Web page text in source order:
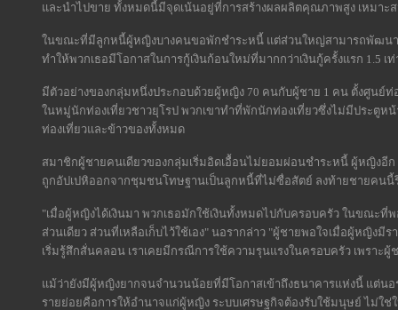
และนำไปขาย ทั้งหมดนี้มีจุดเน้นอยู่ที่การสร้างผลผลิตคุณภาพสูง เหมาะ
ในขณะที่มีลูกหนี้ผู้หญิงบางคนขอพักชำระหนี้ แต่ส่วนใหญ่สามารถพัฒนา
ทำให้พวกเธอมีโอกาสในการกู้เงินก้อนใหม่ที่มากกว่าเงินกู้ครั้งแรก 1.5 เท่
มีตัวอย่างของกลุ่มหนึ่งประกอบด้วยผู้หญิง 70 คนกับผู้ชาย 1 คน ตั้งศูนย์
ในหมู่นักท่องเที่ยวชาวยุโรป พวกเขาทำที่พักนักท่องเที่ยวซึ่งไม่มีประตู
ท่องเที่ยวและข้าวของทั้งหมด
สมาชิกผู้ชายคนเดียวของกลุ่มเริ่มอิดเอื้อนไม่ยอมผ่อนชำระหนี้ ผู้หญิงอี
ถูกอัปเปหิออกจากชุมชนโทษฐานเป็นลูกหนี้ที่ไม่ซื่อสัตย์ ลงท้ายชายคน
"เมื่อผู้หญิงได้เงินมา พวกเธอมักใช้เงินทั้งหมดไปกับครอบครัว ในขณะที่
ส่วนเดียว ส่วนที่เหลือเก็บไว้ใช้เอง" นอรากล่าว "ผู้ชายพอใจเมื่อผู้หญิง
เริ่มรู้สึกสั่นคลอน เราเคยมีกรณีการใช้ความรุนแรงในครอบครัว เพราะ
แม้ว่ายังมีผู้หญิงยากจนจำนวนน้อยที่มีโอกาสเข้าถึงธนาคารแห่งนี้ แต่นอ
รายย่อยคือการให้อำนาจแก่ผู้หญิง ระบบเศรษฐกิจต้องรับใช้มนุษย์ ไม่ใช่